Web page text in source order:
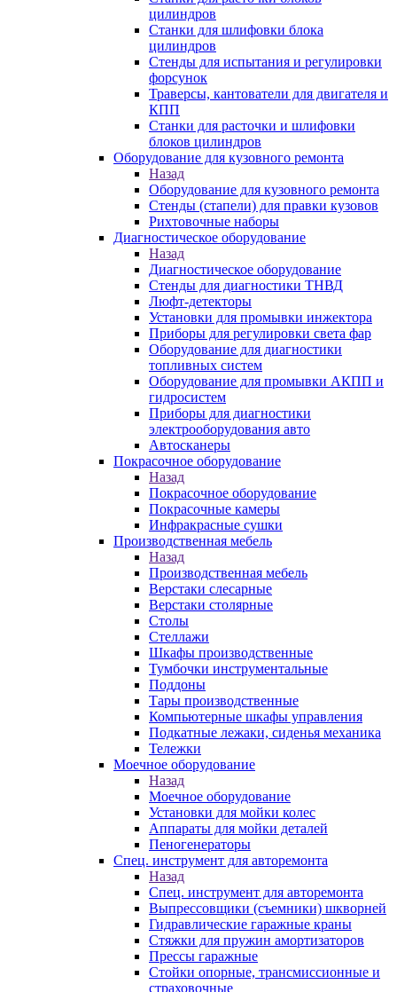
цилиндров
Станки для шлифовки блока
цилиндров
Стенды для испытания и регулировки
форсунок
Траверсы, кантователи для двигателя и
КПП
Станки для расточки и шлифовки
блоков цилиндров
Оборудование для кузовного ремонта
Назад
Оборудование для кузовного ремонта
Стенды (стапели) для правки кузовов
Рихтовочные наборы
Диагностическое оборудование
Назад
Диагностическое оборудование
Стенды для диагностики ТНВД
Люфт-детекторы
Установки для промывки инжектора
Приборы для регулировки света фар
Оборудование для диагностики
топливных систем
Оборудование для промывки АКПП и
гидросистем
Приборы для диагностики
электрооборудования авто
Автосканеры
Покрасочное оборудование
Назад
Покрасочное оборудование
Покрасочные камеры
Инфракрасные сушки
Производственная мебель
Назад
Производственная мебель
Верстаки слесарные
Верстаки столярные
Столы
Стеллажи
Шкафы производственные
Тумбочки инструментальные
Поддоны
Тары производственные
Компьютерные шкафы управления
Подкатные лежаки, сиденья механика
Тележки
Моечное оборудование
Назад
Моечное оборудование
Установки для мойки колес
Аппараты для мойки деталей
Пеногенераторы
Спец. инструмент для авторемонта
Назад
Спец. инструмент для авторемонта
Выпрессовщики (съемники) шкворней
Гидравлические гаражные краны
Стяжки для пружин амортизаторов
Прессы гаражные
Стойки опорные, трансмиссионные и
страховочные